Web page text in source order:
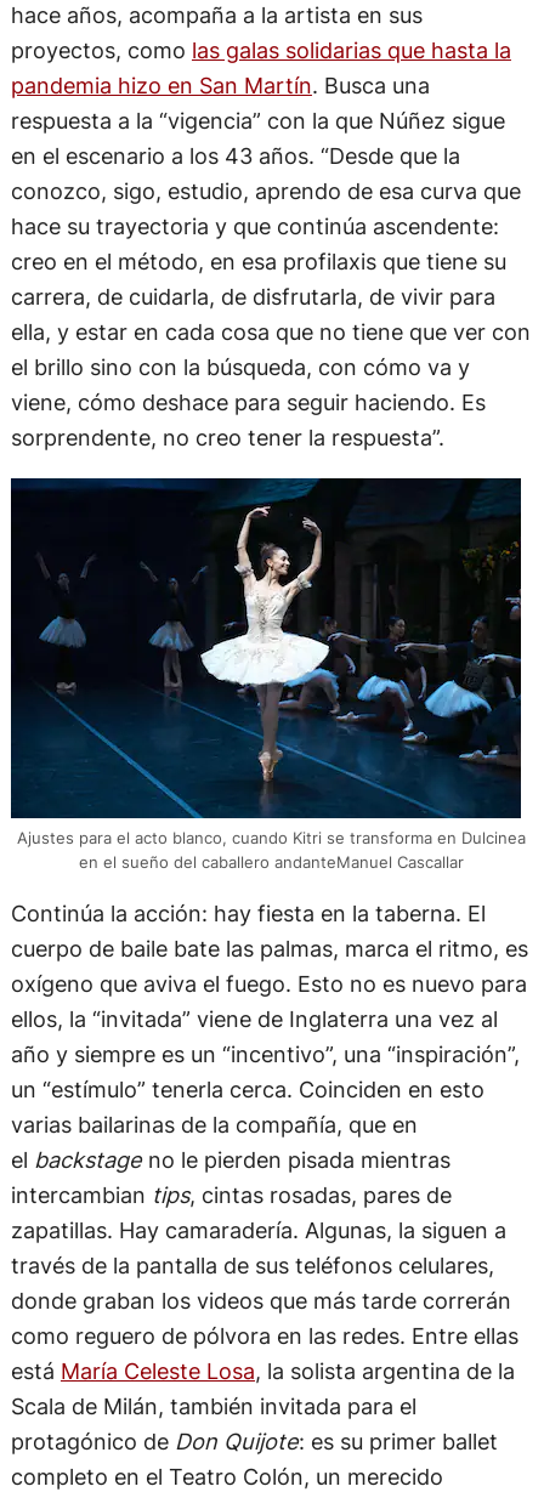
hace años, acompaña a la artista en sus
proyectos, como las galas solidarias que hasta la
pandemia hizo en San Martín. Busca una
respuesta a la “vigencia” con la que Núñez sigue
en el escenario a los 43 años. “Desde que la
conozco, sigo, estudio, aprendo de esa curva que
hace su trayectoria y que continúa ascendente:
creo en el método, en esa profilaxis que tiene su
carrera, de cuidarla, de disfrutarla, de vivir para
ella, y estar en cada cosa que no tiene que ver con
el brillo sino con la búsqueda, con cómo va y
viene, cómo deshace para seguir haciendo. Es
sorprendente, no creo tener la respuesta”.
Ajustes para el acto blanco, cuando Kitri se transforma en Dulcinea
en el sueño del caballero andanteManuel Cascallar
Continúa la acción: hay fiesta en la taberna. El
cuerpo de baile bate las palmas, marca el ritmo, es
oxígeno que aviva el fuego. Esto no es nuevo para
ellos, la “invitada” viene de Inglaterra una vez al
año y siempre es un “incentivo”, una “inspiración”,
un “estímulo” tenerla cerca. Coinciden en esto
varias bailarinas de la compañía, que en
el backstage no le pierden pisada mientras
intercambian tips, cintas rosadas, pares de
zapatillas. Hay camaradería. Algunas, la siguen a
través de la pantalla de sus teléfonos celulares,
donde graban los videos que más tarde correrán
como reguero de pólvora en las redes. Entre ellas
está María Celeste Losa, la solista argentina de la
Scala de Milán, también invitada para el
protagónico de Don Quijote: es su primer ballet
completo en el Teatro Colón, un merecido